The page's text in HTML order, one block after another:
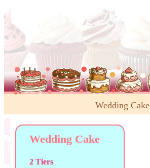
Wedding Cake
Wedding Cake
2 Tiers